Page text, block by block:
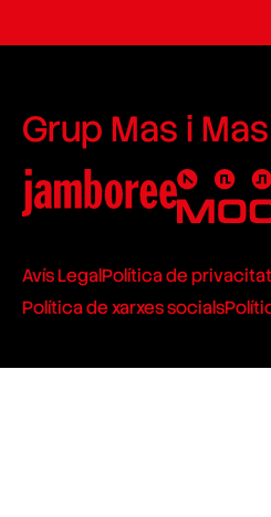
Grup Mas i Mas
Avís LegalPolítica de privacitat
Política de xarxes socials